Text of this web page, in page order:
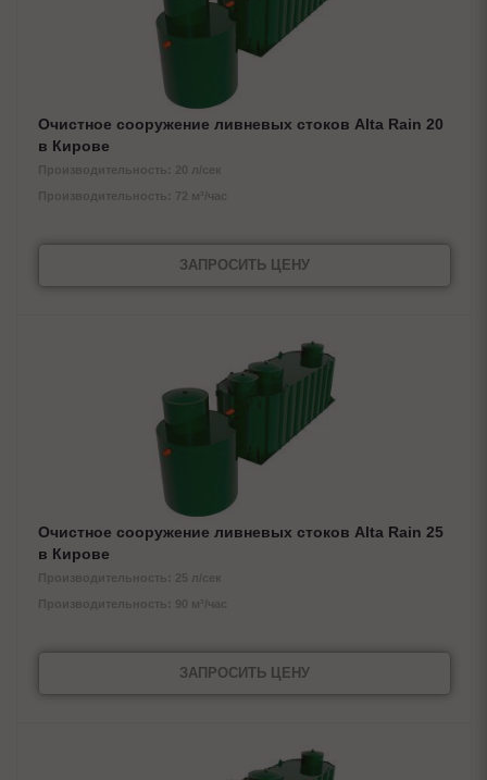
Очистное сооружение ливневых стоков Alta Rain 20
в Кирове
Производительность: 20 л/сек
Производительность: 72 м³/час
ЗАПРОСИТЬ ЦЕНУ
Очистное сооружение ливневых стоков Alta Rain 25
в Кирове
Производительность: 25 л/сек
Производительность: 90 м³/час
ЗАПРОСИТЬ ЦЕНУ